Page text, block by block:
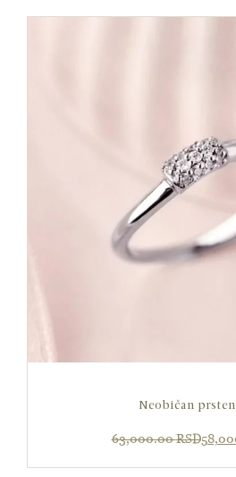
Neobičan
63,000.00RSD